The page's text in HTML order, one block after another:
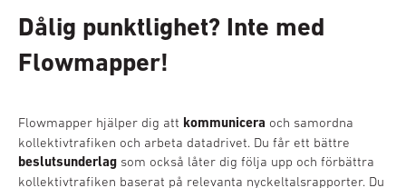
Dålig punktlighet? Inte med
Flowmapper!
Flowmapper hjälper dig att kommunicera och samordna
kollektivtrafiken och arbeta datadrivet. Du får ett bättre
beslutsunderlag som också låter dig följa upp och förbättra
kollektivtrafiken baserat på relevanta nyckeltalsrapporter. Du